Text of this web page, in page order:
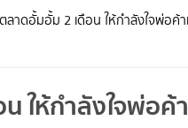
ลาดอั้มอั้ม 2 เดือน ให้กำลังใจพ่อค้
ให้กำลังใจพ่อค้